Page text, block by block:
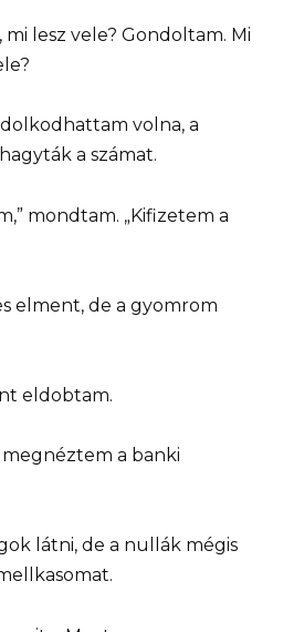
lesz vele? Gondoltam. Mi
volna, a
a számat.
mondtam. „Kifizetem a
elment, de a gyomrom
eldobtam.
a banki
látni, de a nullák mégis